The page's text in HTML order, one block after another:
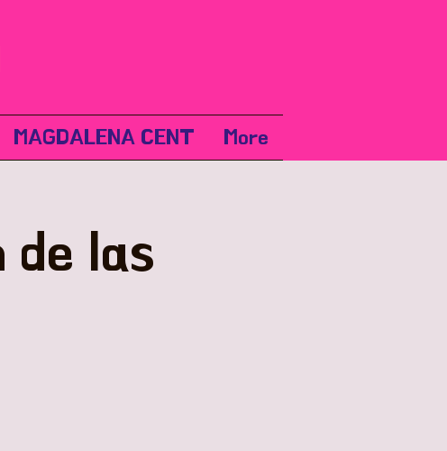
MAGDALENA CENT More
de las